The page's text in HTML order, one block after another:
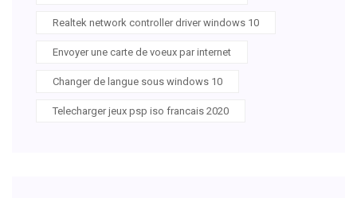
Realtek network controller driver windows 10
Envoyer une carte de voeux par internet
Changer de langue sous windows 10
Telecharger jeux psp iso francais 2020